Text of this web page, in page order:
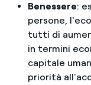
Benessere:
persone,
tutti di
in termini
capitale
priorità